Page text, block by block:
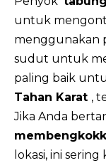
untuk
menggunakan
sudut untuk
paling baik
Tahan Karat ,
Jika Anda
lokasi, ini